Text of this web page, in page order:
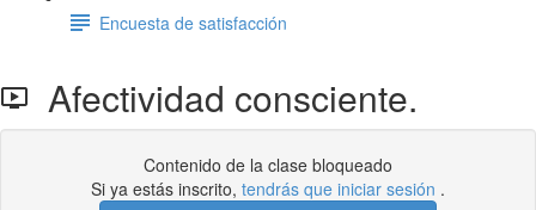
Encuesta de satisfacción
Afectividad consciente.
Contenido de la clase bloqueado
Si ya estás inscrito, tendrás que iniciar sesión .